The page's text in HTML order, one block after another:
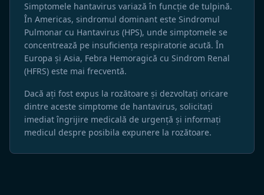
Simptomele hantavirus variază în funcție de tulpină.
În Americas, sindromul dominant este Sindromul
Pulmonar cu Hantavirus (HPS), unde simptomele se
concentrează pe insuficiența respiratorie acută. În
Europa și Asia, Febra Hemoragică cu Sindrom Renal
(HFRS) este mai frecventă.
Dacă ați fost expus la rozătoare și dezvoltați oricare
dintre aceste simptome de hantavirus, solicitați
imediat îngrijire medicală de urgență și informați
medicul despre posibila expunere la rozătoare.